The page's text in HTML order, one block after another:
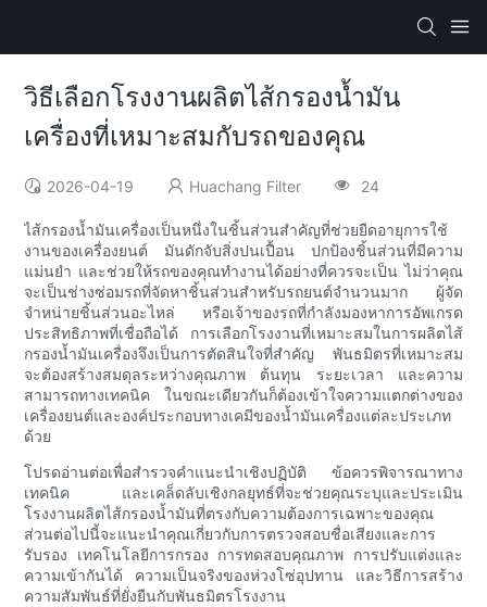
วิธีเลือกโรงงานผลิตไส้กรองน้ำมัน
เครื่องที่เหมาะสมกับรถของคุณ
2026-04-19 Huachang Filter 24
ไส้กรองน้ำมันเครื่องเป็นหนึ่งในชิ้นส่วนสำคัญที่ช่วยยืดอายุการใช้
งานของเครื่องยนต์ มันดักจับสิ่งปนเปื้อน ปกป้องชิ้นส่วนที่มีความ
แม่นยำ และช่วยให้รถของคุณทำงานได้อย่างที่ควรจะเป็น ไม่ว่าคุณ
จะเป็นช่างซ่อมรถที่จัดหาชิ้นส่วนสำหรับรถยนต์จำนวนมาก ผู้จัด
จำหน่ายชิ้นส่วนอะไหล่ หรือเจ้าของรถที่กำลังมองหาการอัพเกรด
ประสิทธิภาพที่เชื่อถือได้ การเลือกโรงงานที่เหมาะสมในการผลิตไส้
กรองน้ำมันเครื่องจึงเป็นการตัดสินใจที่สำคัญ พันธมิตรที่เหมาะสม
จะต้องสร้างสมดุลระหว่างคุณภาพ ต้นทุน ระยะเวลา และความ
สามารถทางเทคนิค ในขณะเดียวกันก็ต้องเข้าใจความแตกต่างของ
เครื่องยนต์และองค์ประกอบทางเคมีของน้ำมันเครื่องแต่ละประเภท
ด้วย
โปรดอ่านต่อเพื่อสำรวจคำแนะนำเชิงปฏิบัติ ข้อควรพิจารณาทาง
เทคนิค และเคล็ดลับเชิงกลยุทธ์ที่จะช่วยคุณระบุและประเมิน
โรงงานผลิตไส้กรองน้ำมันที่ตรงกับความต้องการเฉพาะของคุณ
ส่วนต่อไปนี้จะแนะนำคุณเกี่ยวกับการตรวจสอบชื่อเสียงและการ
รับรอง เทคโนโลยีการกรอง การทดสอบคุณภาพ การปรับแต่งและ
ความเข้ากันได้ ความเป็นจริงของห่วงโซ่อุปทาน และวิธีการสร้าง
ความสัมพันธ์ที่ยั่งยืนกับพันธมิตรโรงงาน